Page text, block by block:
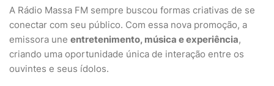
A Rádio Massa FM sempre buscou formas criativas de se
conectar com seu público. Com essa nova promoção, a
emissora une entretenimento, música e experiência,
criando uma oportunidade única de interação entre os
ouvintes e seus ídolos.